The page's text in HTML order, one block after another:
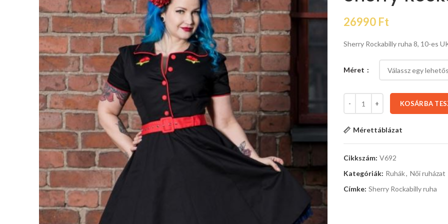
26990 Ft
Sherry Rockabilly ruha 8, 10-es
Méret
KOSÁRBA
Mérettáblázat
Cikkszám: V692
Kategóriák: Ruhák, Női ruházat
Címke: Sherry Rockabilly ruha